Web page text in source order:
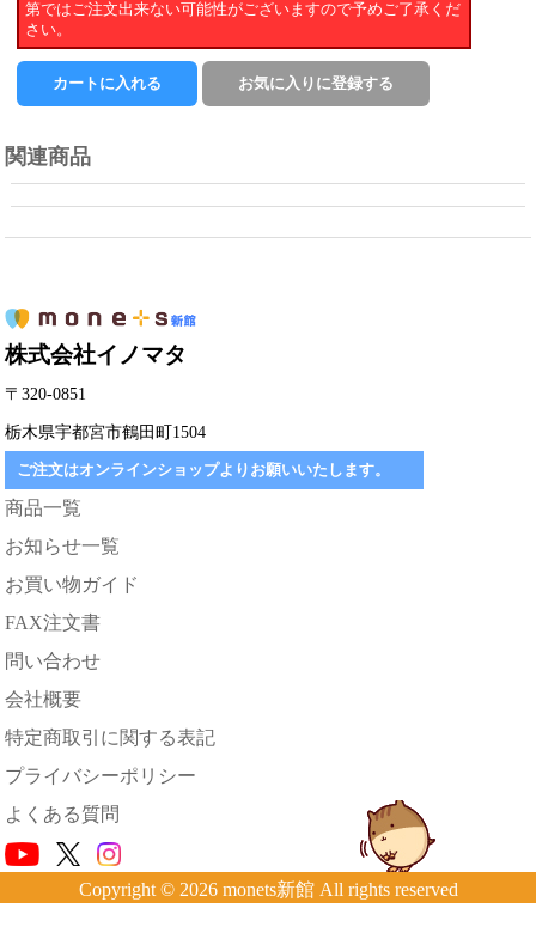
第ではご注文出来ない可能性がございますので予めご了承くだ
さい。
関連商品
株式会社イノマタ
〒320-0851
栃木県宇都宮市鶴田町1504
ご注文はオンラインショップよりお願いいたします。
商品一覧
お知らせ一覧
お買い物ガイド
FAX注文書
問い合わせ
会社概要
特定商取引に関する表記
プライバシーポリシー
よくある質問
Copyright © 2026 monets新館 All rights reserved